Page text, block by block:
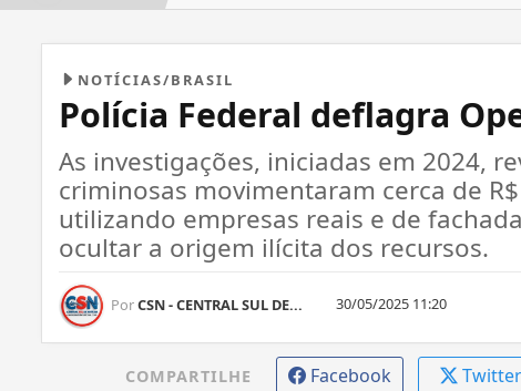
NOTÍCIAS/BRASIL
Polícia Federal deflagra
As investigações, iniciadas em 2024,
criminosas movimentaram cerca de
utilizando empresas reais e de
ocultar a origem ilícita dos recursos.
PorCSN - CENTRAL SUL DE... 30/05/2025 11:20
COMPARTILHE Facebook Twitter